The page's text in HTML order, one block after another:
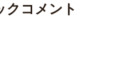
クコメント